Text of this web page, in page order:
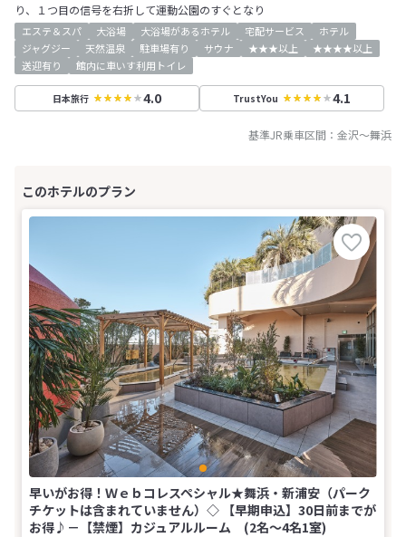
り、１つ目の信号を右折して運動公園のすぐとなり
エステ＆スパ 大浴場 大浴場があるホテル 宅配サービス
ホテル
ジャグジー
天然温泉 駐車場有り サウナ ★★★以上
★★★★以上
送迎有り
館内に車いす利用トイレ
日本旅行 4.0 TrustYou 4.1
基準JR乗車区間： 金沢～舞浜
早いがお得！Ｗｅｂコレスペシャル★舞浜・新浦安（パーク
チケットは含まれていません）◇ 【早期申込】30日前までが
お得♪－【禁煙】カジュアルルーム (2名～4名1室)